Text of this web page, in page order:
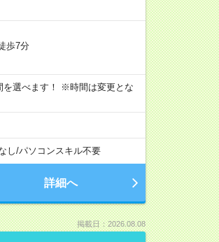
歩7分
を選べます！ ※時間は変更とな
し/パソコンスキル不要
詳細へ
掲載日：2026.08.08